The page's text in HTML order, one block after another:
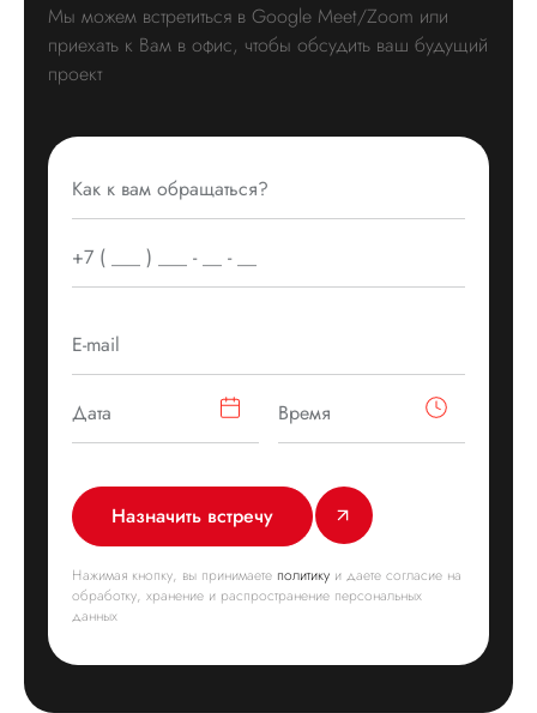
Мы можем встретиться в Google Meet/Zoom или
приехать к Вам в офис, чтобы обсудить ваш будущий
проект
Назначить встречу
Нажимая кнопку, вы принимаете политику и даете согласие на
обработку, хранение и распространение персональных
данных